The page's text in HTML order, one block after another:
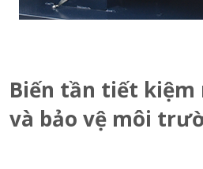
Biến tần tiết
và bảo vệ môi